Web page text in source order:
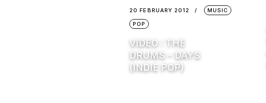
20 FEBRUARY 2012
MUSIC
POP
VIDEO : THE
DRUMS – DAYS
(INDIE POP)